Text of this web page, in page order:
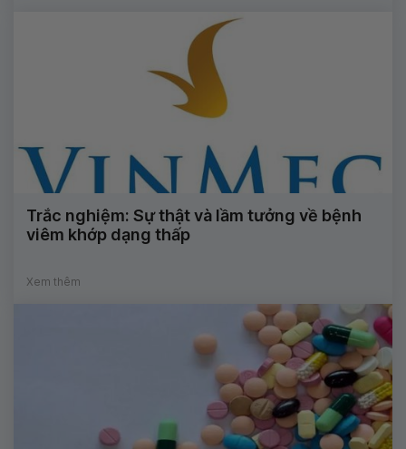
Trắc nghiệm: Sự thật và lầm tưởng về bệnh
viêm khớp dạng thấp
Xem thêm